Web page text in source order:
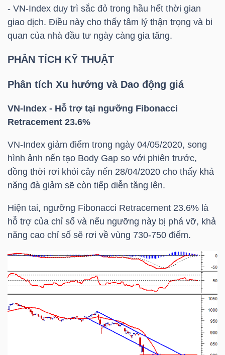
- VN-Index duy trì sắc đỏ trong hầu hết thời gian
giao dịch. Điều này cho thấy tâm lý thận trọng và bi
quan của nhà đầu tư ngày càng gia tăng.
PHÂN TÍCH KỸ THUẬT
Phân tích Xu hướng và Dao động giá
VN-Index - Hỗ trợ tại ngưỡng Fibonacci
Retracement 23.6%
VN-Index giảm điểm trong ngày 04/05/2020, song
hình ảnh nến tạo Body Gap so với phiên trước,
đồng thời rơi khỏi cây nến 28/04/2020 cho thấy khả
năng đà giảm sẽ còn tiếp diễn tăng lên.
Hiện tai, ngưỡng Fibonacci Retracement 23.6% là
hỗ trợ của chỉ số và nếu ngưỡng này bị phá vỡ, khả
năng cao chỉ số sẽ rơi về vùng 730-750 điểm.
ĐẦU
TƯ
TRUY
XUẤT
LIỆU
(-)
VS-
SECTOR
NĂNG
LƯỢNG